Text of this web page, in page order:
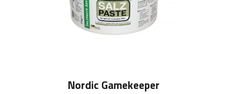
Nordic Gamekeeper